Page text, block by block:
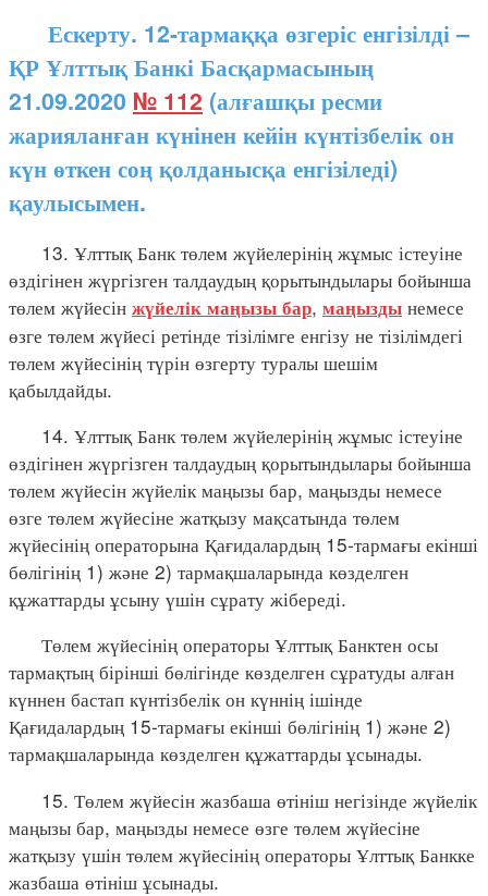
Ескерту. 12-тармаққа өзгеріс енгізілді –
ҚР Ұлттық Банкі Басқармасының
21.09.2020 № 112 (алғашқы ресми
жарияланған күнінен кейін күнтізбелік он
күн өткен соң қолданысқа енгізіледі)
қаулысымен.
13. Ұлттық Банк төлем жүйелерінің жұмыс істеуіне
өздігінен жүргізген талдаудың қорытындылары бойынша
төлем жүйесін жүйелік маңызы бар, маңызды немесе
өзге төлем жүйесі ретінде тізілімге енгізу не тізілімдегі
төлем жүйесінің түрін өзгерту туралы шешім
қабылдайды.
14. Ұлттық Банк төлем жүйелерінің жұмыс істеуіне
өздігінен жүргізген талдаудың қорытындылары бойынша
төлем жүйесін жүйелік маңызы бар, маңызды немесе
өзге төлем жүйесіне жатқызу мақсатында төлем
жүйесінің операторына Қағидалардың 15-тармағы екінші
бөлігінің 1) және 2) тармақшаларында көзделген
құжаттарды ұсыну үшін сұрату жібереді.
Төлем жүйесінің операторы Ұлттық Банктен осы
тармақтың бірінші бөлігінде көзделген сұратуды алған
күннен бастап күнтізбелік он күннің ішінде
Қағидалардың 15-тармағы екінші бөлігінің 1) және 2)
тармақшаларында көзделген құжаттарды ұсынады.
15. Төлем жүйесін жазбаша өтініш негізінде жүйелік
маңызы бар, маңызды немесе өзге төлем жүйесіне
жатқызу үшін төлем жүйесінің операторы Ұлттық Банкке
жазбаша өтініш ұсынады.